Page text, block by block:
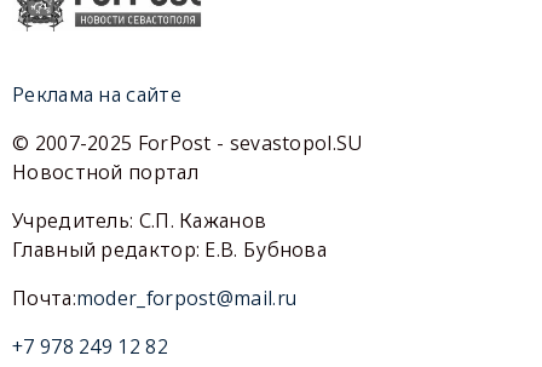
Реклама на сайте
© 2007-2025 ForPost - sevastopol.SU
Новостной портал
Учредитель: С.П. Кажанов
Главный редактор: Е.В. Бубнова
Почта:moder_forpost@mail.ru
+7 978 249 12 82